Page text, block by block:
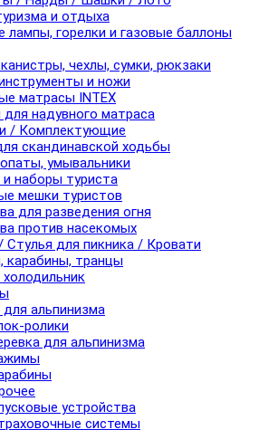
и отдыха
лампы, горелки и газовые баллоны
чехлы, сумки, рюкзаки
и ножи
матрасы INTEX
надувного матраса
/ Комплектующие
скандинавской ходьбы
умывальники
наборы туриста
мешки туристов
для разведения огня
против насекомых
для пикника / Кровати
карабины, транцы
альпинизма
ролики
для альпинизма
устройства
системы